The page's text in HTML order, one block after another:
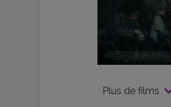
Plus de films